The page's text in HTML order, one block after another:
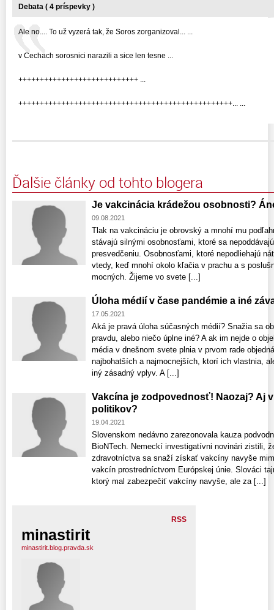
Debata ( 4 príspevky )
Ale no.... To už vyzerá tak, že Soros zorganizoval... ...
v Cechach sorosnici narazili a sice len tesne ...
++++++++++++++++++++++++++++ ...
++++++++++++++++++++++++++++++++++++++++++++++++++... ...
Ďalšie články od tohto blogera
Je vakcinácia krádežou osobnosti?
09.08.2021
Tlak na vakcináciu je obrovský a mnohí mu
stávajú silnými osobnosťami, ktoré sa
presvedčeniu. Osobnosťami, ktoré nepodliehajú
vtedy, keď mnohí okolo kľačia v prachu a s
mocných. Žijeme vo svete [...]
Úloha médií v čase pandémie a iné
17.05.2021
Aká je pravá úloha súčasných médií? Snažia sa
pravdu, alebo niečo úplne iné? A ak im nejde o
média v dnešnom svete plnia v prvom rade
najbohatších a najmocnejších, ktorí ich vlastnia,
iný zásadný vplyv. A [...]
Vakcína je zodpovednosť! Naozaj? Aj
politikov?
19.04.2021
Slovenskom nedávno zarezonovala kauza
BioNTech. Nemeckí investigatívni novinári zistili,
zdravotníctva sa snaží získať vakcíny navyše
vakcín prostredníctvom Európskej únie. Slováci
ktorý mal zabezpečiť vakcíny navyše, ale za [...]
RSS
minastirit
minastirit.blog.pravda.sk